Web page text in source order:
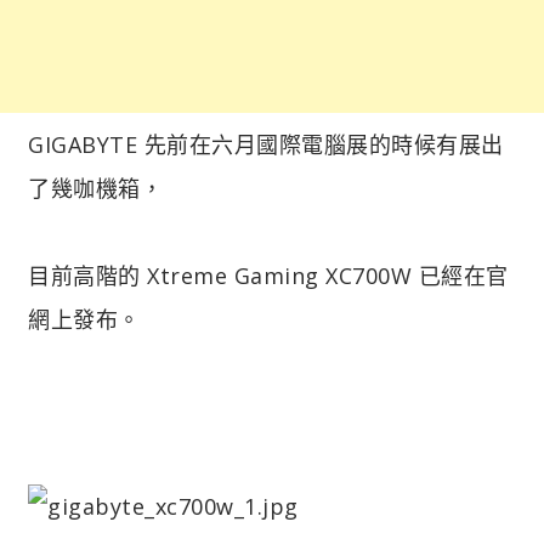
GIGABYTE 先前在六月國際電腦展的時候有展出
了幾咖機箱，
目前高階的 Xtreme Gaming XC700W 已經在官
網上發布。